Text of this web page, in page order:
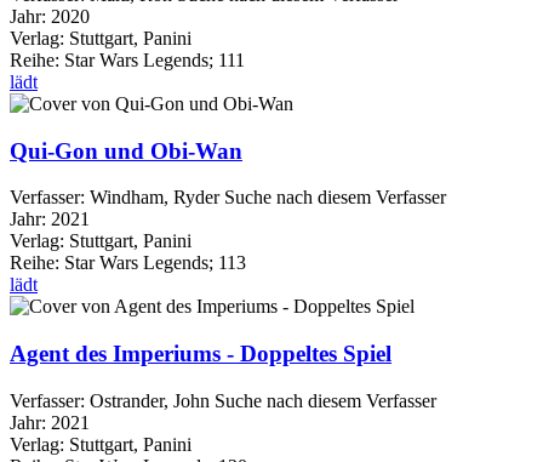
Jahr: 2020
Verlag: Stuttgart, Panini
Reihe: Star Wars Legends; 111
lädt
Qui-Gon und Obi-Wan
Verfasser: Windham, Ryder Suche nach diesem Verfasser
Jahr: 2021
Verlag: Stuttgart, Panini
Reihe: Star Wars Legends; 113
lädt
Agent des Imperiums - Doppeltes Spiel
Verfasser: Ostrander, John Suche nach diesem Verfasser
Jahr: 2021
Verlag: Stuttgart, Panini